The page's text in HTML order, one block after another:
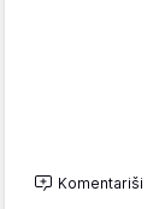
Komentariši